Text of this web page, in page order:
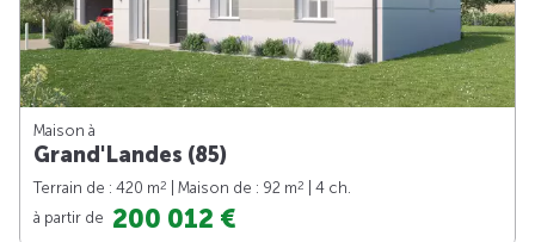
Maison à
Grand'Landes (85)
Terrain de : 420 m2 | Maison de : 92 m2
| 4 ch.
à partir de 200 012 €